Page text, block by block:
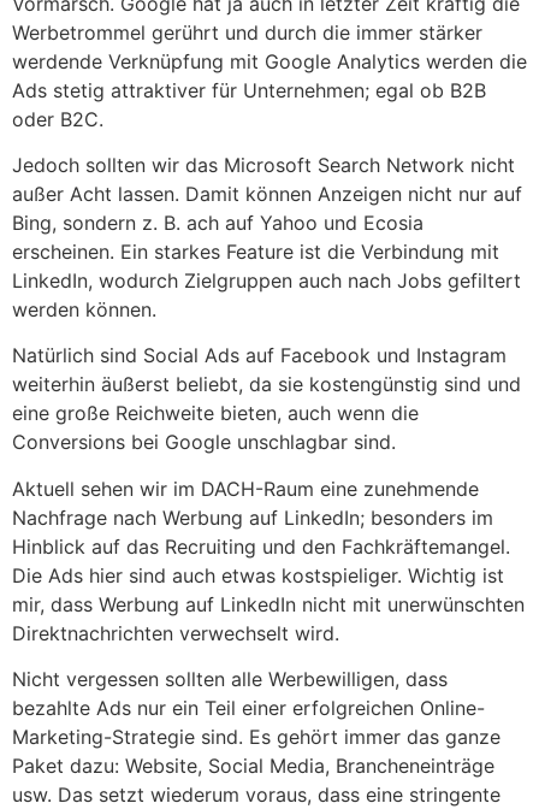
Werbetrommel gerührt und durch die immer stärker
werdende Verknüpfung mit Google Analytics werden die
Ads stetig attraktiver für Unternehmen; egal ob B2B
oder B2C.
Jedoch sollten wir das Microsoft Search Network nicht
außer Acht lassen. Damit können Anzeigen nicht nur auf
Bing, sondern z. B. ach auf Yahoo und Ecosia
erscheinen. Ein starkes Feature ist die Verbindung mit
LinkedIn, wodurch Zielgruppen auch nach Jobs gefiltert
werden können.
Natürlich sind Social Ads auf Facebook und Instagram
weiterhin äußerst beliebt, da sie kostengünstig sind und
eine große Reichweite bieten, auch wenn die
Conversions bei Google unschlagbar sind.
Aktuell sehen wir im DACH-Raum eine zunehmende
Nachfrage nach Werbung auf LinkedIn; besonders im
Hinblick auf das Recruiting und den Fachkräftemangel.
Die Ads hier sind auch etwas kostspieliger. Wichtig ist
mir, dass Werbung auf LinkedIn nicht mit unerwünschten
Direktnachrichten verwechselt wird.
Nicht vergessen sollten alle Werbewilligen, dass
bezahlte Ads nur ein Teil einer erfolgreichen Online-
Marketing-Strategie sind. Es gehört immer das ganze
Paket dazu: Website, Social Media, Brancheneinträge
usw. Das setzt wiederum voraus, dass eine stringente